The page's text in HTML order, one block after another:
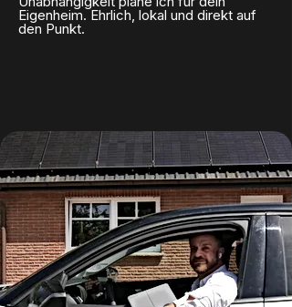
Eigenheim. Ehrlich, lokal und direkt auf
den Punkt.